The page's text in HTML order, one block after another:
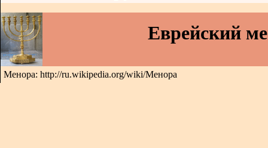
Еврейский
Менора: http://ru.wikipedia.org/wiki/Менора